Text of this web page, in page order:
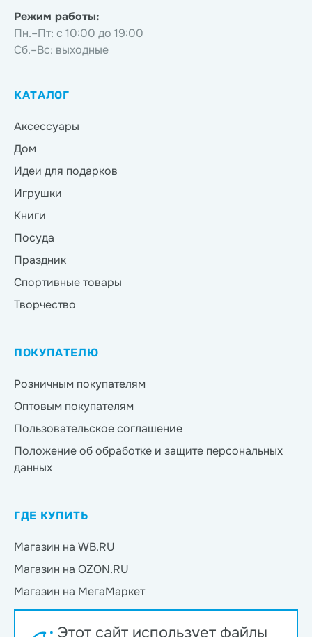
Режим работы:
Пн.–Пт: с 10:00 до 19:00
Сб.–Вс: выходные
КАТАЛОГ
Аксессуары
Дом
Идеи для подарков
Игрушки
Книги
Посуда
Праздник
Спортивные товары
Творчество
ПОКУПАТЕЛЮ
Розничным покупателям
Оптовым покупателям
Пользовательское соглашение
Положение об обработке и защите персональных
данных
ГДЕ КУПИТЬ
Магазин на WB.RU
Магазин на OZON.RU
Магазин на МегаМаркет
Магазин на Яндекс.Маркет
Этот сайт использует файлы